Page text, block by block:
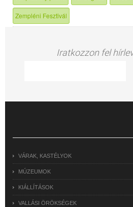
Zempléni Fesztivál
Iratkozzon fel
VÁRAK, KASTÉLYOK
MÚZEUMOK
KIÁLLÍTÁSOK
VALLÁSI ÖRÖKSÉGEK